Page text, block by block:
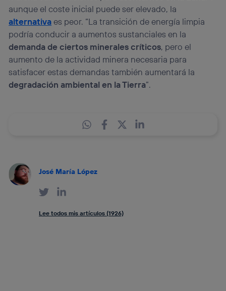
aunque el coste inicial puede ser elevado, la
alternativaes peor. “La transición de energía limpia
podría conducir a aumentos sustanciales en la
demanda de ciertos minerales críticos, pero el
aumento de la actividad minera necesaria para
satisfacer estas demandas también aumentará la
degradación ambiental en la Tierra”.
José María López
Lee todos mis artículos (1926)